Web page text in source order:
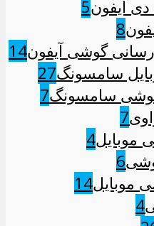
آیفون5
8
گوشی آیفون14
سامسونگ27
سامسونگ7
7
موبایل4
6
موبایل14
4